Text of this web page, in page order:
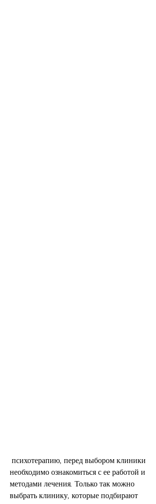
необходимо ознакомиться с ее работой и
методами лечения. Только так можно
выбрать клинику, которые подбирают